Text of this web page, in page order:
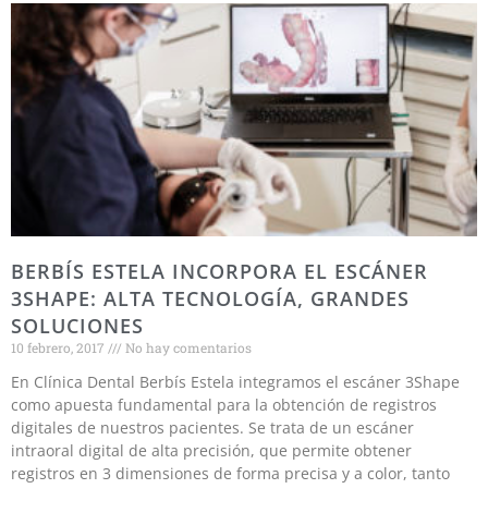
BERBÍS ESTELA INCORPORA EL ESCÁNER
3SHAPE: ALTA TECNOLOGÍA, GRANDES
SOLUCIONES
10 febrero, 2017 No hay comentarios
En Clínica Dental Berbís Estela integramos el escáner 3Shape
como apuesta fundamental para la obtención de registros
digitales de nuestros pacientes. Se trata de un escáner
intraoral digital de alta precisión, que permite obtener
registros en 3 dimensiones de forma precisa y a color, tanto